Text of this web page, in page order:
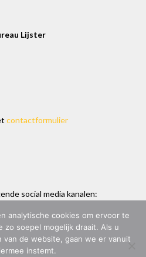
Lijster
contactformulier
social media kanalen:
ADVIESBUREAU LIJSTER
analytische cookies om ervoor te
zo soepel mogelijk draait. Als u
de website, gaan we er vanuit
instemt.